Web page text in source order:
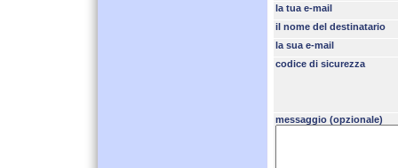
la tua e-mail
il nome del destinatario
la sua e-mail
codice di sicurezza
messaggio (opzionale)